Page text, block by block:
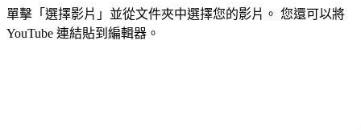
單擊「選擇影片」並從文件夾中選擇您的影片。 您還可以將
YouTube 連結貼到編輯器。